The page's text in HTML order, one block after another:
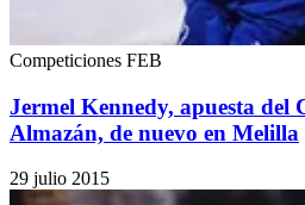
Competiciones FEB
Jermel Kennedy, apuesta del
Almazán, de nuevo en Melilla
29 julio 2015